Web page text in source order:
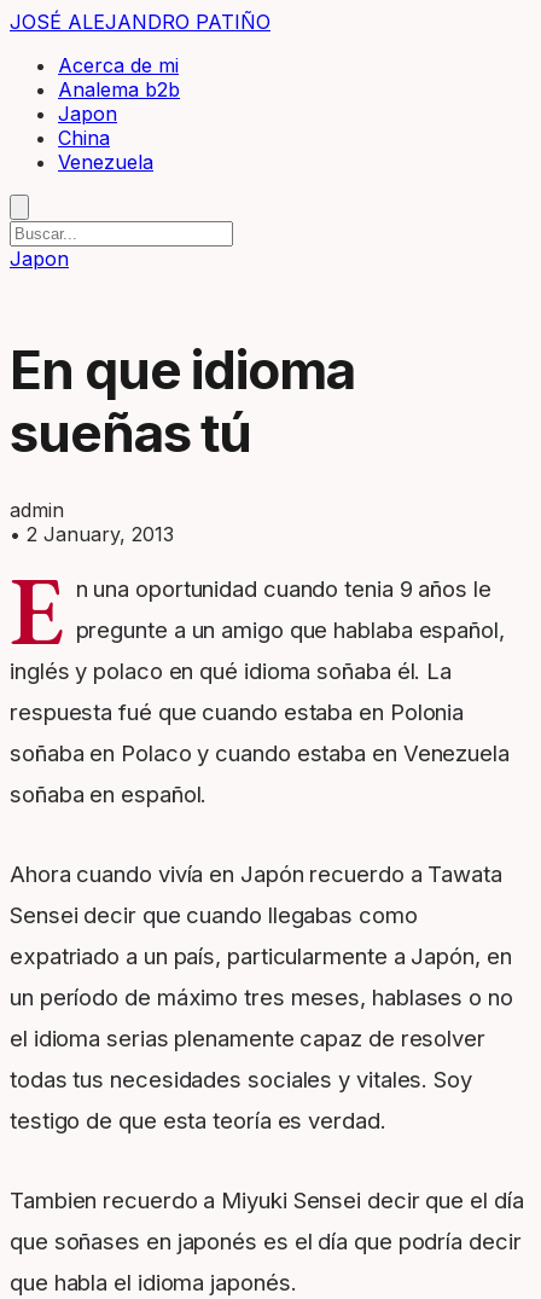
JOSÉ ALEJANDRO PATIÑO
Acerca de mi
Analema b2b
Japon
China
Venezuela
Japon
En que idioma
sueñas tú
admin
• 2 January, 2013
E n una oportunidad cuando tenia 9 años le
pregunte a un amigo que hablaba español,
inglés y polaco en qué idioma soñaba él. La
respuesta fué que cuando estaba en Polonia
soñaba en Polaco y cuando estaba en Venezuela
soñaba en español.
Ahora cuando vivía en Japón recuerdo a Tawata
Sensei decir que cuando llegabas como
expatriado a un país, particularmente a Japón, en
un período de máximo tres meses, hablases o no
el idioma serias plenamente capaz de resolver
todas tus necesidades sociales y vitales. Soy
testigo de que esta teoría es verdad.
Tambien recuerdo a Miyuki Sensei decir que el día
que soñases en japonés es el día que podría decir
que habla el idioma japonés.